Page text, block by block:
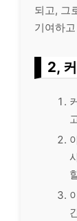
되고, 그
기여하
2,